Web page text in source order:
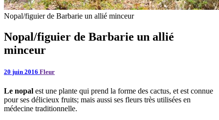
Nopal/figuier de Barbarie un allié minceur
Nopal/figuier de Barbarie un allié
minceur
20 juin 2016 Fleur
Le nopal est une plante qui prend la forme des cactus, et est connue
pour ses délicieux fruits; mais aussi ses fleurs très utilisées en
médecine traditionnelle.